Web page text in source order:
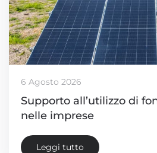
6 Agosto 2026
Supporto all’utilizzo di
nelle imprese
Leggi tutto